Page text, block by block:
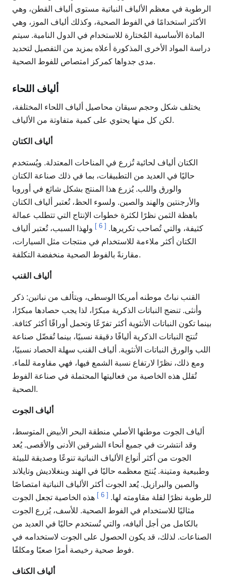
الرطوبة في معظم الألياف النباتية مستوى ألياف القطن، وهي
الأكثر استخدامًا في الفوط الصحية، وكذلك ألياف الموز، وهي
المادة الأساسية المُختارة للاستخدام في الدول النامية. سيتم
دراسة المواد الأخرى المذكورة أعلاه بمزيد من التفصيل لتحديد
مدى جدواها كمركز امتصاص للفوط الصحية.
ألياف اللحاء
يختلف شكل وحجم سيقان محاصيل ألياف اللحاء المختلفة،
لكن كل منها يحتوي على كمية متفاوتة من الألياف.
ألياف الكتان
الكتان ألياف لحائية تُزرع في المناخات المعتدلة. ويُستخدم
حاليًا في العديد من التطبيقات، بما في ذلك صناعة الكتان
والورق واللب. يُزرع هذا المنتج بشكل شائع في أوروبا
والأرجنتين والهند والصين. ولسوء الحظ، تُعتبر ألياف الكتان
باهظة الثمن نظرًا لكثرة خطوات الإنتاج التي تتطلب عمالة
كثيفة، والتي تُصاحب تكريرها. [
] ولهذا السبب، تُعتبر ألياف
الكتان أكثر ملاءمة للاستخدام في منتجات مثل السيارات،
مقارنةً بالفوط الصحية منخفضة التكلفة.
ألياف القنب
القنب نباتٌ موطنه أمريكا الوسطى، ويتألف من نباتين: ذكر
وأنثى. تنضج النباتات الذكرية مبكرًا، لذا يجب حصادها مبكرًا،
بينما تكون النباتات الأنثوية أكثر تفرّعًا وتحمل أوراقًا أكثر كثافة.
تُنتج النباتات الذكرية أليافًا دقيقة نسبيًا، بينما تُفضّل صناعة
اللب والورق النباتات الأنثوية. ألياف القنب سهلة الحصاد نسبيًا،
ومع ذلك، نظرًا لارتفاع نسبة الشمع فيها، فهي مقاومة للماء.
تُقلل هذه الخاصية من فعاليتها المحتملة في صناعة الفوط
الصحية.
ألياف الجوت
ألياف الجوت موطنها الأصلي منطقة البحر الأبيض المتوسط،
وقد انتشرت في جميع أنحاء الشرقين الأدنى والأقصى. يُعد
الجوت من أكثر أنواع الألياف النباتية تنوعًا وصديقة للبيئة
وطبيعية ومتينة. يُنتج معظمه حاليًا في الهند وبنغلاديش وتايلاند
والصين والبرازيل. يُعد الجوت أكثر الألياف النباتية امتصاصًا
للرطوبة نظرًا لقلة مقاومته لها. [
] هذه الخاصية تجعل الجوت
مثاليًا للاستخدام في الفوط الصحية. للأسف، يُزرع الجوت
بالكامل من أجل أليافه، والتي تُستخدم حاليًا في العديد من
الصناعات. لذلك، قد يكون الحصول على الجوت لاستخدامه في
فوط صحية رخيصة أمرًا صعبًا ومكلفًا.
ألياف الكناف